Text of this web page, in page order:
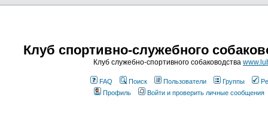
Клуб спортивно-служебного
Клуб служебно-спортивного собаководства
FAQ Поиск Пользователи Группы
Профиль
Войти и проверить личные сообщения